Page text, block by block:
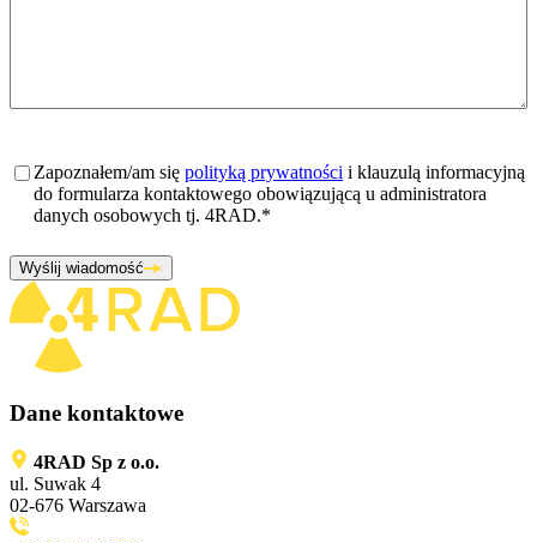
Zgoda*
Zapoznałem/am się polityką prywatności i klauzulą informacyjną
do formularza kontaktowego obowiązującą u administratora
danych osobowych tj. 4RAD.*
Wyślij wiadomość
Dane kontaktowe
4RAD Sp z o.o.
ul. Suwak 4
02-676 Warszawa